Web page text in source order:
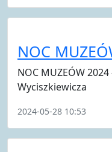
NOC
NOC MUZEÓW
Wyciszkiewicza
2024-05-28 10:53